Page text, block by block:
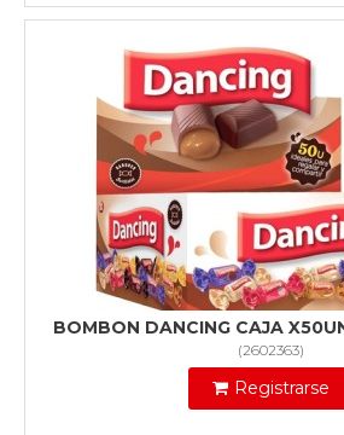
BOMBON DANCING CAJA
(2602363)
Registrarse